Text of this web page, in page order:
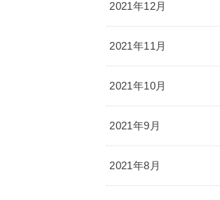
2021年12月
2021年11月
2021年10月
2021年9月
2021年8月